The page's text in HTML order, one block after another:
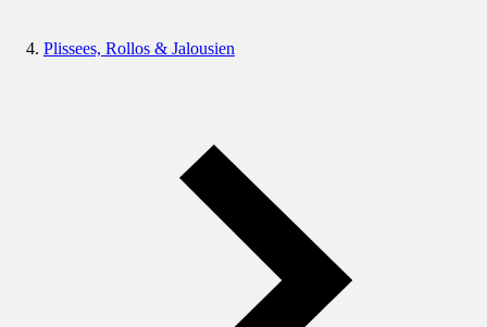
Plissees, Rollos & Jalousien